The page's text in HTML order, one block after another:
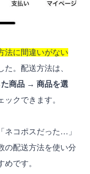
法に間違いがない
た。配送方法は、
た商品 → 商品を選
クできます。
ネコポスだった…」
の配送方法を使い分
です。